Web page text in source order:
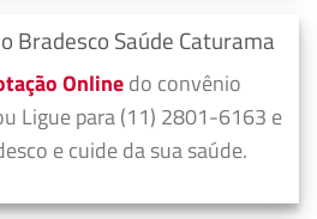
Bradesco Saúde Caturama
Onlinedo convênio
Ligue para (11) 2801-6163 e
e cuide da sua saúde.